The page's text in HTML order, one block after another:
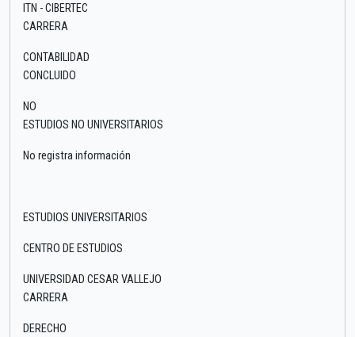
ITN - CIBERTEC
CARRERA
CONTABILIDAD
CONCLUIDO
NO
ESTUDIOS NO UNIVERSITARIOS
No registra información
ESTUDIOS UNIVERSITARIOS
CENTRO DE ESTUDIOS
UNIVERSIDAD CESAR VALLEJO
CARRERA
DERECHO